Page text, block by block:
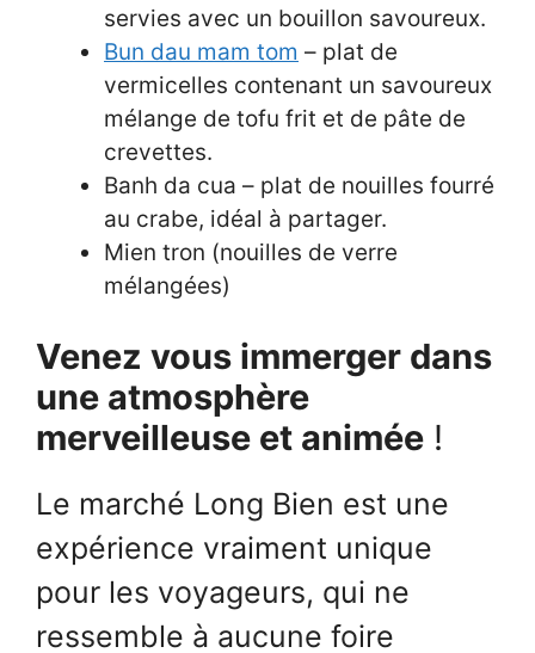
servies avec un bouillon savoureux.
Bun dau mam tom – plat de
vermicelles contenant un savoureux
mélange de tofu frit et de pâte de
crevettes.
Banh da cua – plat de nouilles fourré
au crabe, idéal à partager.
Mien tron (nouilles de verre
mélangées)
Venez vous immerger dans
une atmosphère
merveilleuse et animée !
Le marché Long Bien est une
expérience vraiment unique
pour les voyageurs, qui ne
ressemble à aucune foire